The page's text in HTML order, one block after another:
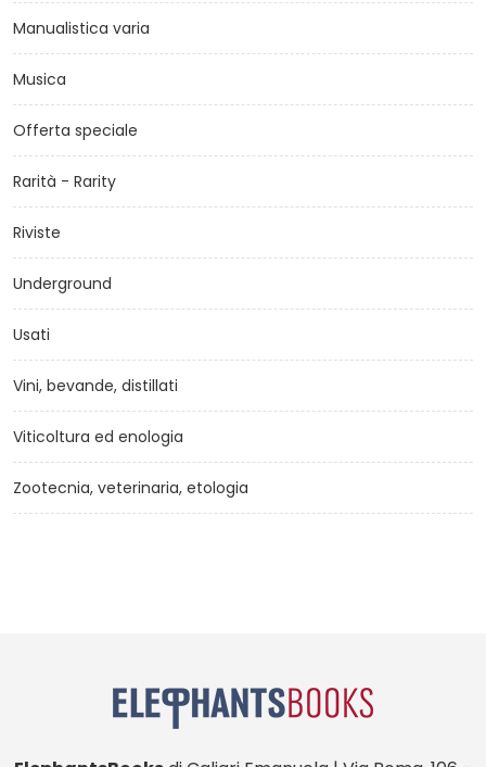
Manualistica varia
Musica
Offerta speciale
Rarità - Rarity
Riviste
Underground
Usati
Vini, bevande, distillati
Viticoltura ed enologia
Zootecnia, veterinaria, etologia